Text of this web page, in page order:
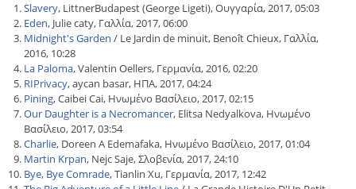
Slavery, LittnerBudapest (George Ligeti), Ουγγαρία, 2017, 05:03
Eden, Julie caty, Γαλλία, 2017, 06:00
Midnight's Garden / Le Jardin de minuit, Benoît Chieux, Γαλλία,
2016, 10:28
La Paloma, Valentin Oellers, Γερμανία, 2016, 02:20
RIPrivacy, aycan basar, ΗΠΑ, 2017, 04:24
Pining, Caibei Cai, Ηνωμένο Βασίλειο, 2017, 02:15
Our Daughter is a Necromancer, Elitsa Nedyalkova, Ηνωμένο
Βασίλειο, 2017, 03:54
Charlie, Doreen A Edemafaka, Ηνωμένο Βασίλειο, 2017, 01:04
Martin Krpan, Nejc Saje, Σλοβενία, 2017, 24:10
Bye, Bye Comrade, Tianlin Xu, Γερμανία, 2017, 12:42